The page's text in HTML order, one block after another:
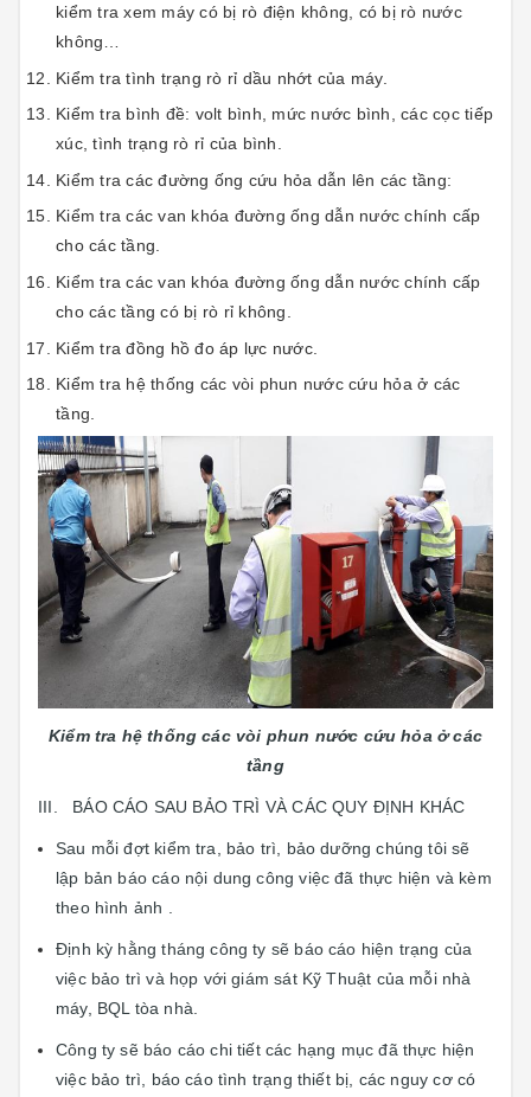
kiểm tra xem máy có bị rò điện không, có bị rò nước
không…
Kiểm tra tình trạng rò rỉ dầu nhớt của máy.
Kiểm tra bình đề: volt bình, mức nước bình, các cọc tiếp
xúc, tình trạng rò rỉ của bình.
Kiểm tra các đường ống cứu hỏa dẫn lên các tầng:
Kiểm tra các van khóa đường ống dẫn nước chính cấp
cho các tầng.
Kiểm tra các van khóa đường ống dẫn nước chính cấp
cho các tầng có bị rò rỉ không.
Kiểm tra đồng hồ đo áp lực nước.
Kiểm tra hệ thống các vòi phun nước cứu hỏa ở các
tầng.
Kiểm tra hệ thống các vòi phun nước cứu hỏa ở các
tầng
III. BÁO CÁO SAU BẢO TRÌ VÀ CÁC QUY ĐỊNH KHÁC
Sau mỗi đợt kiểm tra, bảo trì, bảo dưỡng chúng tôi sẽ
lập bản báo cáo nội dung công việc đã thực hiện và kèm
theo hình ảnh .
Định kỳ hằng tháng công ty sẽ báo cáo hiện trạng của
việc bảo trì và họp với giám sát Kỹ Thuật của mỗi nhà
máy, BQL tòa nhà.
Công ty sẽ báo cáo chi tiết các hạng mục đã thực hiện
việc bảo trì, báo cáo tình trạng thiết bị, các nguy cơ có